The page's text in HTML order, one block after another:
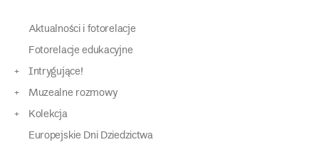
Aktualności i fotorelacje
Fotorelacje edukacyjne
Intrygujące!
Muzealne rozmowy
Kolekcja
Europejskie Dni Dziedzictwa